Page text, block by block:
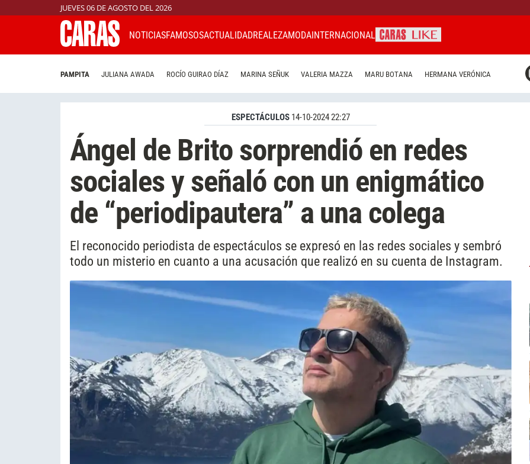
JUEVES 06 DE AGOSTO DEL 2026
NOTICIASFAMOSOSACTUALIDADREALEZAMODAINTERNACIONAL
PAMPITA JULIANA AWADA ROCÍO GUIRAO DÍAZ MARINA SEÑUK VALERIA MAZZA MARU BOTANA HERMANA VERÓNICA
ESPECTÁCULOS 14-10-2024 22:27
Ángel de Brito sorprendió en redes
sociales y señaló con un enigmático
de “periodipautera” a una colega
El reconocido periodista de espectáculos se expresó en las redes sociales y sembró
todo un misterio en cuanto a una acusación que realizó en su cuenta de Instagram.